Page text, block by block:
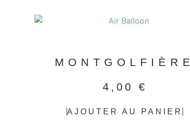
MONTGOLFIÈRE
4,00 €
AJOUTER AU PANIER